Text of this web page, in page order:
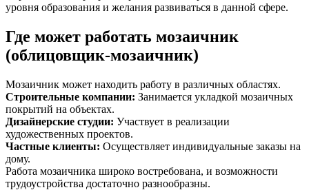
уровня образования и желания развиваться в данной сфере.
Где может работать мозаичник
(облицовщик-мозаичник)
Мозаичник может находить работу в различных областях.
Строительные компании: Занимается укладкой мозаичных
покрытий на объектах.
Дизайнерские студии: Участвует в реализации
художественных проектов.
Частные клиенты: Осуществляет индивидуальные заказы на
дому.
Работа мозаичника широко востребована, и возможности
трудоустройства достаточно разнообразны.